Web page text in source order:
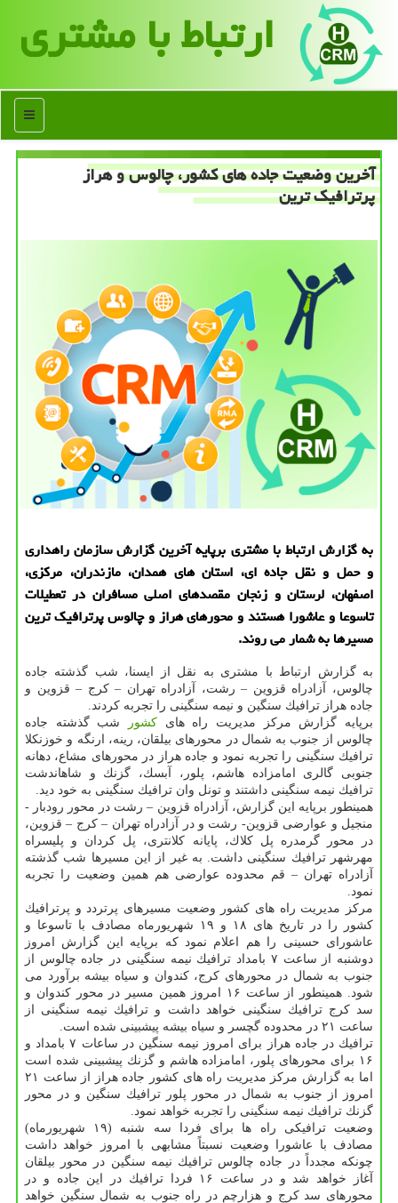
ارتباط با مشتری
منو
آخرین وضعیت جاده های كشور، چالوس و هراز
پرترافیك ترین
به گزارش ارتباط با مشتری برپایه آخرین گزارش سازمان راهداری
و حمل و نقل جاده ای، استان های همدان، مازندران، مركزی،
اصفهان، لرستان و زنجان مقصدهای اصلی مسافران در تعطیلات
تاسوعا و عاشورا هستند و محورهای هراز و چالوس پرترافیك ترین
مسیرها به شمار می روند.
به گزارش ارتباط با مشتری به نقل از ایسنا، شب گذشته جاده
چالوس، آزادراه قزوین – رشت، آزادراه تهران – كرج – قزوین و
جاده هراز ترافیك سنگین و نیمه سنگینی را تجربه كردند.
برپایه گزارش مركز مدیریت راه های كشور
شب گذشته جاده
چالوس از جنوب به شمال در محورهای بیلقان، رینه، ارنگه و خوزنكلا
ترافیك سنگینی را تجربه نمود و جاده هراز در محورهای مشاع، دهانه
جنوبی گالری امامزاده هاشم، پلور، آبسك، گزنك و شاهاندشت
ترافیك نیمه سنگینی داشتند و تونل وان ترافیك سنگینی به خود دید.
همینطور برپایه این گزارش، آزادراه قزوین – رشت در محور رودبار -
منجیل و عوارضی قزوین- رشت و در آزادراه تهران – كرج – قزوین،
در محور گرمدره پل كلاك، پایانه كلانتری، پل كردان و پلیسراه
مهرشهر ترافیك سنگینی داشت. به غیر از این مسیرها شب گذشته
آزادراه تهران – قم محدوده عوارضی هم همین وضعیت را تجربه
نمود.
مركز مدیریت راه های كشور وضعیت مسیرهای پرتردد و پرترافیك
كشور را در تاریخ های ۱۸ و ۱۹ شهریورماه مصادف با تاسوعا و
عاشورای حسینی را هم اعلام نمود كه برپایه این گزارش امروز
دوشنبه از ساعت ۷ بامداد ترافیك نیمه سنگینی در جاده چالوس از
جنوب به شمال در محورهای كرج، كندوان و سیاه بیشه برآورد می
شود. همینطور از ساعت ۱۶ امروز همین مسیر در محور كندوان و
سد كرج ترافیك سنگینی خواهد داشت و ترافیك نیمه سنگینی از
ساعت ۲۱ در محدوده گچسر و سیاه بیشه پیشبینی شده است.
ترافیك در جاده هراز برای امروز نیمه سنگین در ساعات ۷ بامداد و
۱۶ برای محورهای پلور، امامزاده هاشم و گزنك پیشبینی شده است
اما به گزارش مركز مدیریت راه های كشور جاده هراز از ساعت ۲۱
امروز از جنوب به شمال در محور پلور ترافیك سنگین و در محور
گزنك ترافیك نیمه سنگینی را تجربه خواهد نمود.
وضعیت ترافیكی راه ها برای فردا سه شنبه (۱۹ شهریورماه)
مصادف با عاشورا وضعیت نسبتاً مشابهی با امروز خواهد داشت
چونكه مجدداً در جاده چالوس ترافیك نیمه سنگین در محور بیلقان
آغاز خواهد شد و در ساعت ۱۶ فردا ترافیك در این جاده و در
محورهای سد كرج و هزارچم در راه جنوب به شمال سنگین خواهد